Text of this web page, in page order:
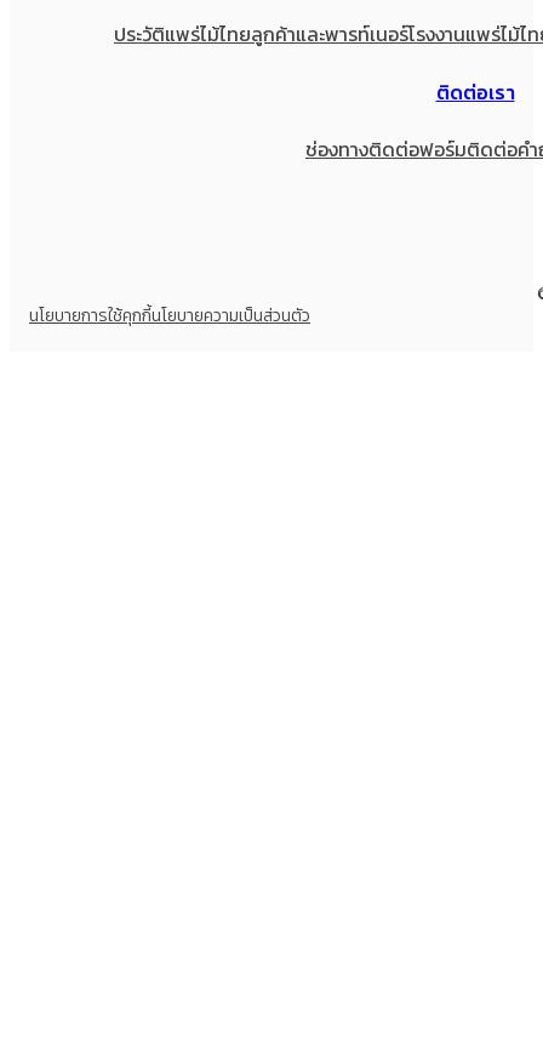
ประวัติแพร่ไม้ไทยลูกค้าและพารท์เนอร์โรงงานแพร่ไม้ไ
ติดต่อเรา
ช่องทางติดต่อฟอร์มติดต่อค
นโยบายการใช้คุกกี้นโยบายความเป็นส่วนตัว